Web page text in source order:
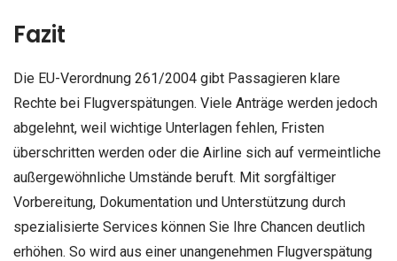
Fazit
Die EU-Verordnung 261/2004 gibt Passagieren klare
Rechte bei Flugverspätungen. Viele Anträge werden jedoch
abgelehnt, weil wichtige Unterlagen fehlen, Fristen
überschritten werden oder die Airline sich auf vermeintliche
außergewöhnliche Umstände beruft. Mit sorgfältiger
Vorbereitung, Dokumentation und Unterstützung durch
spezialisierte Services können Sie Ihre Chancen deutlich
erhöhen. So wird aus einer unangenehmen Flugverspätung